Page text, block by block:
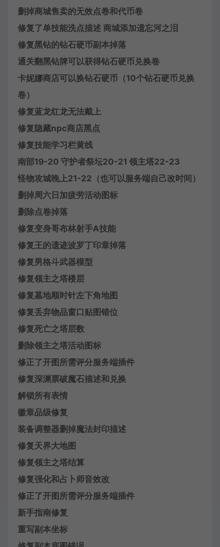
删掉商城售卖的无效点卷和代币卷
修复了单技能洗点描述 商城添加遗忘河之泪
修复黑钻的钻石硬币副本掉落
通关翻黑钻牌可以获得钻石硬币兑换卷
卡妮娜商店可以换钻石硬币（10个钻石硬币兑换
卷）
修复蓝龙红龙无法戴上
修复隐藏npc商店黑点
修复技能学习栏黄线
南部19-20 守护者祭坛20-21 领主塔22-23
怪物攻城晚上21-22（也可以服务端自己改时间）
删掉周六日加疲劳活动图标
删除点卷掉落
修复变身哥布林射手A技能
修复王的遗迹波罗丁印章掉落
修复男格斗武器模型
修复领主之塔楼层
修复墓地顺时针左下角地图
修复丢弃物品窗口贴图错位
修复死亡之塔层数
删除领主之塔活动图标
修正了开图所需评分服务端插件
修复深渊票破魔石描述和兑换
解锁所有表情
徽章品级修复
装备调整器删掉魔法封印描述
修复天界大地图
修复领主之塔结算
修复强化和占卜师音效改
修正了开图所需评分服务端插件
新手指南修复
重写副本坐标